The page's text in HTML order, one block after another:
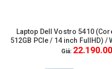
Laptop Dell Vostro 5410
512GB PCIe / 14 inch FullHD) /
Office - New / FullVAT /
Giá: